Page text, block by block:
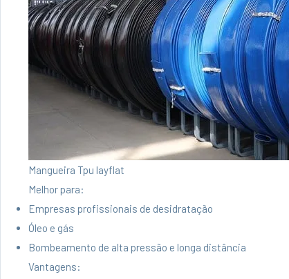
Mangueira Tpu layflat
Melhor para:
Empresas profissionais de desidratação
Óleo e gás
Bombeamento de alta pressão e longa distância
Vantagens: